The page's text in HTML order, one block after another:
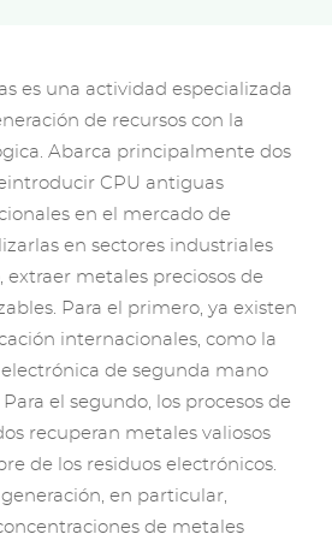
es una actividad especializada
de recursos con la
Abarca principalmente dos
CPU antiguas
en el mercado de
en sectores industriales
extraer metales preciosos de
Para el primero, ya existen
internacionales, como la
de segunda mano
el segundo, los procesos de
recuperan metales valiosos
de los residuos electrónicos.
en particular,
de metales